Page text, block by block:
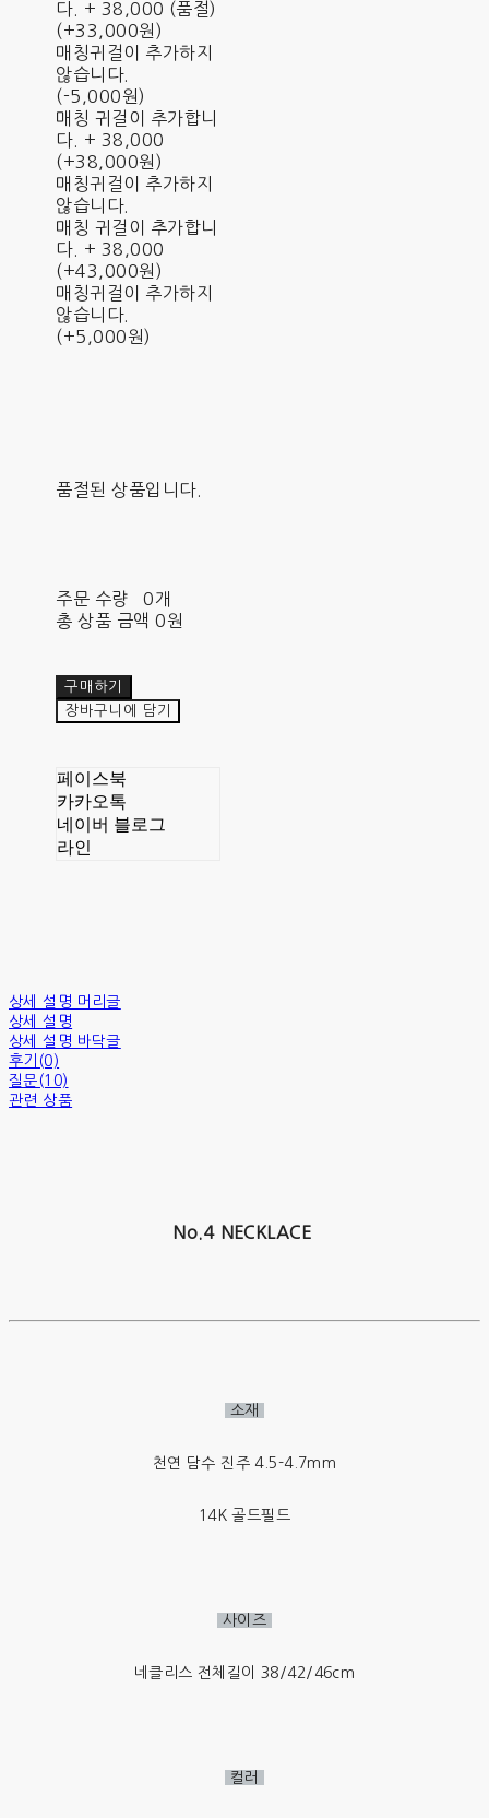
다. + 38,000 (품절)
(+33,000원)
매칭귀걸이 추가하지
않습니다.
(-5,000원)
매칭 귀걸이 추가합니
다. + 38,000
(+38,000원)
매칭귀걸이 추가하지
않습니다.
매칭 귀걸이 추가합니
다. + 38,000
(+43,000원)
매칭귀걸이 추가하지
않습니다.
(+5,000원)
품절된 상품입니다.
주문 수량
0개
총 상품 금액 0원
구매하기
장바구니에 담기
페이스북
카카오톡
네이버 블로그
라인
상세 설명 머리글
상세 설명
상세 설명 바닥글
후기(0)
질문(10)
관련 상품
No.4 NECKLACE
소재
천연 담수 진주 4.5-4.7mm
14K 골드필드
사이즈
네클리스 전체길이 38/42/46cm
컬러